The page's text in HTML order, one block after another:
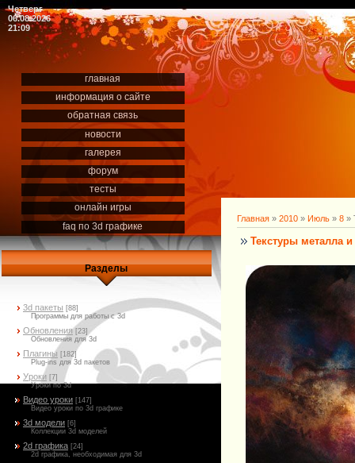
Четверг
06.08.2026
21:09
главная
информация о сайте
обратная связь
новости
галерея
форум
тесты
онлайн игры
faq по 3d графике
Разделы
3d пакеты [88]
Программы для работы с 3d
Обновления [23]
Обновления для 3d
Плагины [182]
Plug-ins для 3d пакетов
Уроки [7]
Уроки по 3d
Видео уроки [147]
Видео уроки по 3d графике
3d модели [6]
Коллекции 3d моделей
2d графика [24]
2d графика, необходимая для 3d
Главная » 2010 » Июль » 8 »
Текстуры металла